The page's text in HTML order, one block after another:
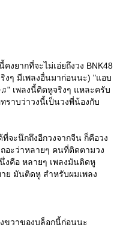
งยากที่จะไม่เอ่ยถึงวง BNK48
งๆ มีเพลงอื่นมาก่อนนะ) "แอบ
เพลงนี้ติดหูจริงๆ แหละครับ
าบว่าวงนี้เป็นวงพี่น้องกับ
จะนึกถึงอีกวงจากจีน ก็คือวง
อะว่าหลายๆ คนที่ติดตามวง
งคือ หลายๆ เพลงมันติดหู
ย มันติดหู สำหรับผมเพลง
ขวาของบล็อกนี้ก่อนนะ